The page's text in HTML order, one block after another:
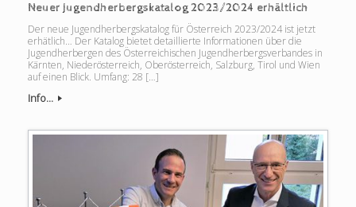
Neuer Jugendherbergskatalog 2023/2024 erhältlich
Der neue Jugendherbergskatalog für Österreich 2023/2024 ist jetzt
erhätlich… Der Katalog bietet detaillierte Informationen über die
Jugendherbergen des Österreichischen Jugendherbergsverbandes in
Kärnten, Niederösterreich, Oberösterreich, Salzburg, Tirol und Wien
auf einen Blick. Umfang: 28 […]
Info...